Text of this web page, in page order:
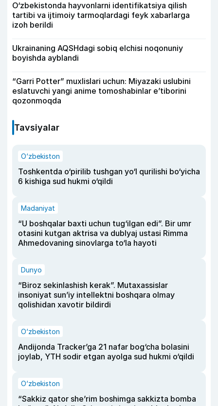
O‘zbekistonda hayvonlarni identifikatsiya qilish
tartibi va ijtimoiy tarmoqlardagi feyk xabarlarga
izoh berildi
Ukrainaning AQSHdagi sobiq elchisi noqonuniy
boyishda ayblandi
“Garri Potter” muxlislari uchun: Miyazaki uslubini
eslatuvchi yangi anime tomoshabinlar e’tiborini
qozonmoqda
Tavsiyalar
O‘zbekiston
Toshkentda o‘pirilib tushgan yo‘l qurilishi bo‘yicha
6 kishiga sud hukmi o‘qildi
Madaniyat
“U boshqalar baxti uchun tug‘ilgan edi”. Bir umr
otasini kutgan aktrisa va dublyaj ustasi Rimma
Ahmedovaning sinovlarga to‘la hayoti
Dunyo
“Biroz sekinlashish kerak”. Mutaxassislar
insoniyat sun’iy intellektni boshqara olmay
qolishidan xavotir bildirdi
O‘zbekiston
Andijonda Tracker’ga 21 nafar bog‘cha bolasini
joylab, YTH sodir etgan ayolga sud hukmi o‘qildi
O‘zbekiston
“Sakkiz qator she’rim boshimga sakkizta bomba